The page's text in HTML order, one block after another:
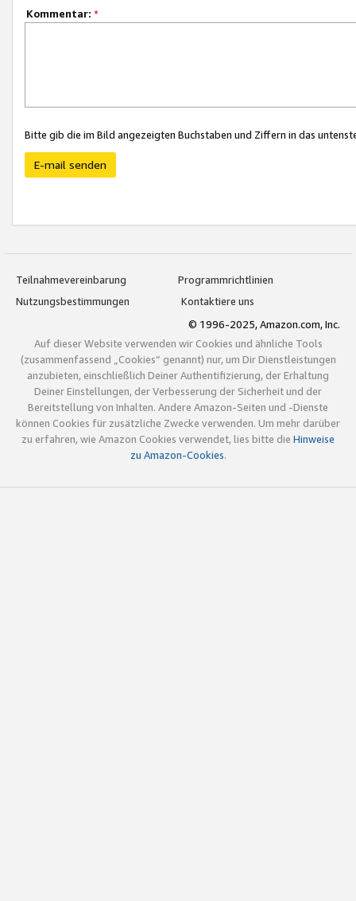
Kommentar: *
Bitte gib die im Bild angezeigten Buchstaben und Ziffern in das
E-mail senden
Teilnahmevereinbarung
Programmrichtlinien
Nutzungsbestimmungen
Kontaktiere uns
© 1996-2025, Amazon.com, Inc.
Auf dieser Website verwenden wir Cookies und ähnliche Tools
(zusammenfassend „Cookies“ genannt) nur, um Dir Dienstleistungen
anzubieten, einschließlich Deiner Authentifizierung, der Erhaltung
Deiner Einstellungen, der Verbesserung der Sicherheit und der
Bereitstellung von Inhalten. Andere Amazon-Seiten und -Dienste
können Cookies für zusätzliche Zwecke verwenden. Um mehr darüber
zu erfahren, wie Amazon Cookies verwendet, lies bitte die Hinweise
zu Amazon-Cookies.